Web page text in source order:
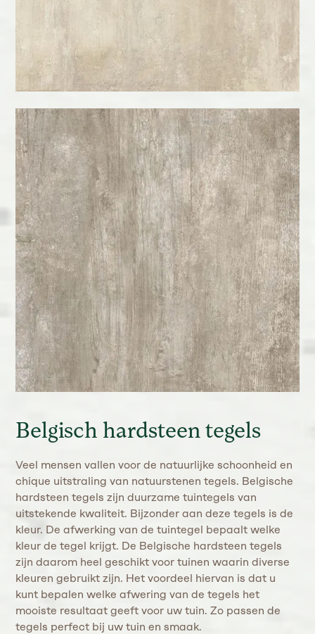
Belgisch hardsteen tegels
Veel mensen vallen voor de natuurlijke schoonheid en
chique uitstraling van natuurstenen tegels. Belgische
hardsteen tegels zijn duurzame tuintegels van
uitstekende kwaliteit. Bijzonder aan deze tegels is de
kleur. De afwerking van de tuintegel bepaalt welke
kleur de tegel krijgt. De Belgische hardsteen tegels
zijn daarom heel geschikt voor tuinen waarin diverse
kleuren gebruikt zijn. Het voordeel hiervan is dat u
kunt bepalen welke afwering van de tegels het
mooiste resultaat geeft voor uw tuin. Zo passen de
tegels perfect bij uw tuin en smaak.